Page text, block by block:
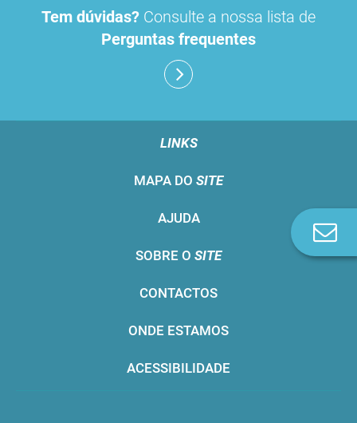
Tem dúvidas? Consulte a nossa lista de
Perguntas frequentes
LINKS
MAPA DO SITE
AJUDA
SOBRE O SITE
CONTACTOS
ONDE ESTAMOS
ACESSIBILIDADE